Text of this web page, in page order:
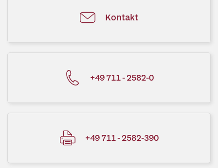
Kontakt
+49 711 - 2582-0
+49 711 - 2582-390